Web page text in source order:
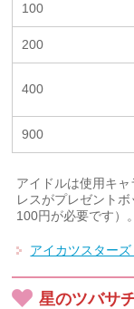
100
200
400
900
アイドルは使用キ
レスがプレゼント
100円が必要です）。
アイカツスター
星のツバサ